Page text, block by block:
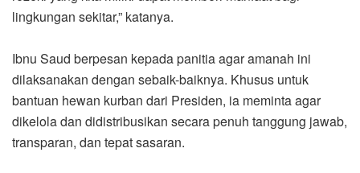
lingkungan sekitar,” katanya.
Ibnu Saud berpesan kepada panitia agar amanah ini
dilaksanakan dengan sebaik-baiknya. Khusus untuk
bantuan hewan kurban dari Presiden, ia meminta agar
dikelola dan didistribusikan secara penuh tanggung jawab,
transparan, dan tepat sasaran.